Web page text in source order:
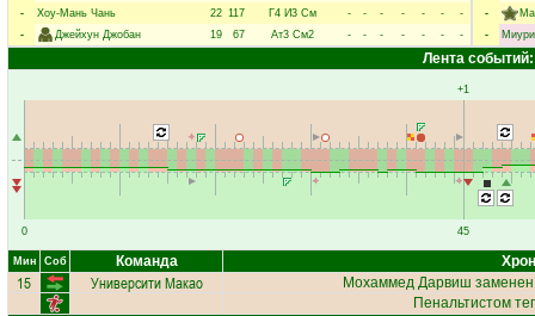
-
Хоу-Мань Чань 22 117 Г4 И3 См - - - - - -
-
-
Джейхун Джобан 19 67 Ат3 См2 - - - - - - -
-
-
Лента событий:
0
+1
45
Мин Соб Команда
15 Университи Макао Мохаммед Дарвиш
Пенальтистом